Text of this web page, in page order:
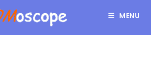
MENU